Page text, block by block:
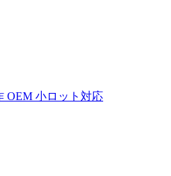
OEM 小ロット対応